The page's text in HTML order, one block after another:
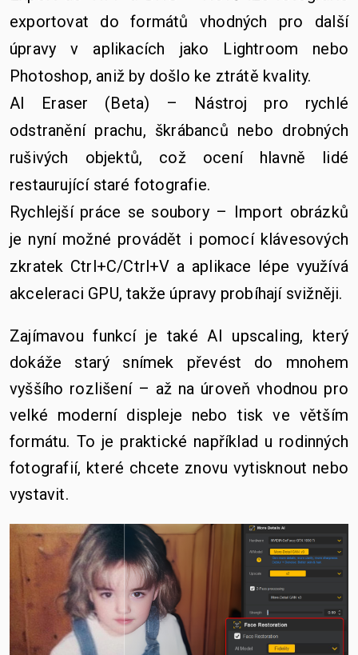
exportovat do formátů vhodných pro další
úpravy v aplikacích jako Lightroom nebo
Photoshop, aniž by došlo ke ztrátě kvality.
AI Eraser (Beta) – Nástroj pro rychlé
odstranění prachu, škrábanců nebo drobných
rušivých objektů, což ocení hlavně lidé
restaurující staré fotografie.
Rychlejší práce se soubory – Import obrázků
je nyní možné provádět i pomocí klávesových
zkratek Ctrl+C/Ctrl+V a aplikace lépe využívá
akceleraci GPU, takže úpravy probíhají svižněji.
Zajímavou funkcí je také AI upscaling, který
dokáže starý snímek převést do mnohem
vyššího rozlišení – až na úroveň vhodnou pro
velké moderní displeje nebo tisk ve větším
formátu. To je praktické například u rodinných
fotografií, které chcete znovu vytisknout nebo
vystavit.